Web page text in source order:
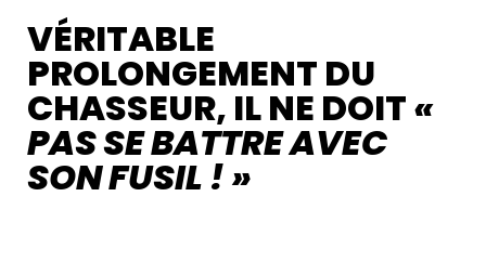
VÉRITABLE
PROLONGEMENT DU
CHASSEUR, IL NE DOIT«
PAS SE BATTRE AVEC
SON FUSIL ! »